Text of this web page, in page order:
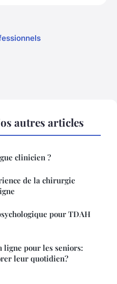
autres articles
clinicien ?
de la chirurgie
pour TDAH
ligne pour les seniors:
leur quotidien?